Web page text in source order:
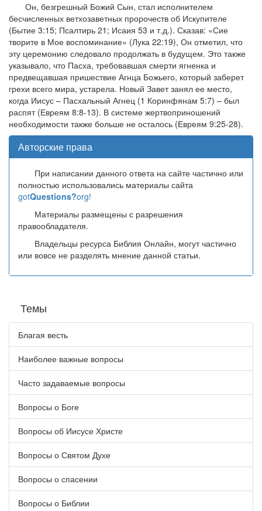
Он, безгрешный Божий Сын, стал исполнителем
бесчисленных ветхозаветных пророчеств об Искупителе
(Бытие 3:15; Псалтирь 21; Исаия 53 и т.д.). Сказав: «Сие
творите в Мое воспоминание» (Лука 22:19), Он отметил, что
эту церемонию следовало продолжать в будущем. Это также
указывало, что Пасха, требовавшая смерти ягненка и
предвещавшая пришествие Агнца Божьего, который заберет
грехи всего мира, устарела. Новый Завет занял ее место,
когда Иисус – Пасхальный Агнец (1 Коринфянам 5:7) – был
распят (Евреям 8:8-13). В системе жертвоприношений
необходимости также больше не осталось (Евреям 9:25-28).
Авторские права
При написании данного ответа на сайте частично или
полностью использовались материалы сайта
gotQuestions?org!
Материалы размещены с разрешения
правообладателя.
Владельцы ресурса Библия Онлайн, могут частично
или вовсе не разделять мнение данной статьи.
Темы
Благая весть
Наиболее важные вопросы
Часто задаваемые вопросы
Вопросы о Боге
Вопросы об Иисусе Христе
Вопросы о Святом Духе
Вопросы о спасении
Вопросы о Библии